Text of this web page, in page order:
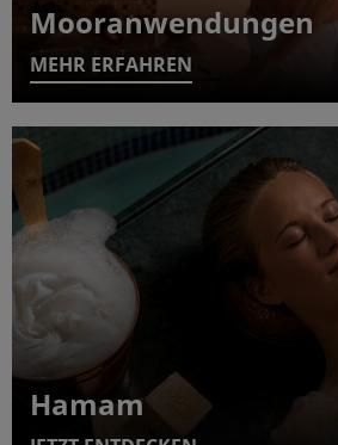
Mooranwendungen
MEHR ERFAHREN
Hamam